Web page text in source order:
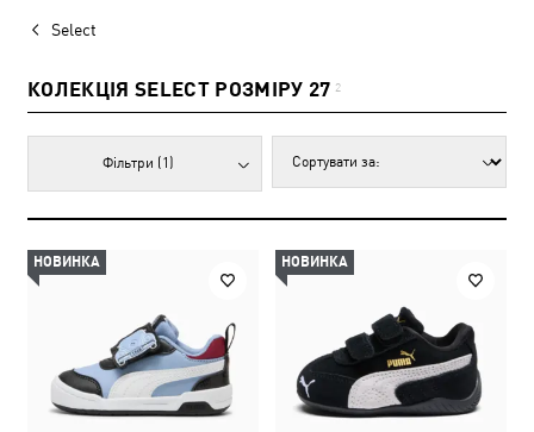
Select
КОЛЕКЦІЯ SELECT РОЗМІРУ 27 2
Фільтри (1)
НОВИНКА НОВИНКА